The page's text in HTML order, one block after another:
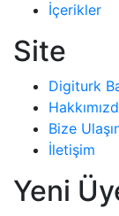
İçerikler
Site
Digiturk
Bize
İletişim
Yeni